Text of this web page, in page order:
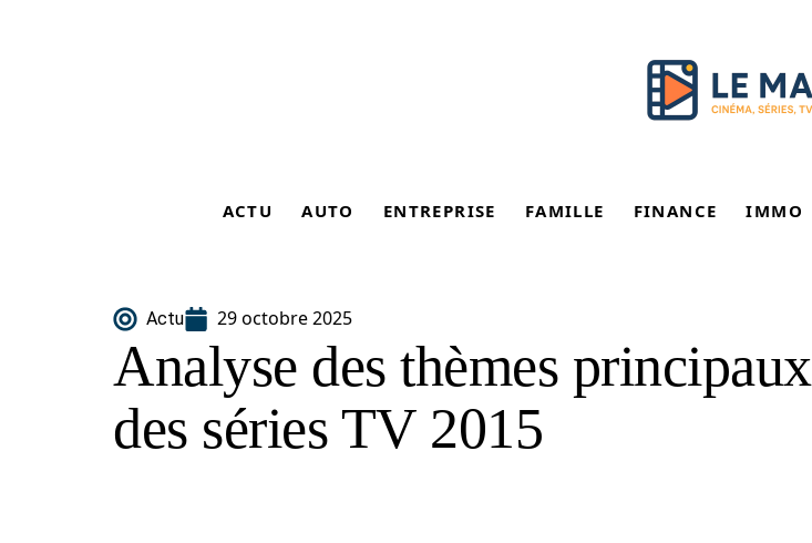
ACTU AUTO ENTREPRISE FAMILLE FINANCE IMMO
Actu 29 octobre 2025
Analyse des thèmes principaux
des séries TV 2015